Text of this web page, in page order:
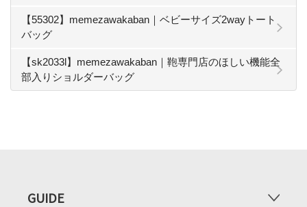
【55302】memezawakaban｜ベビーサイズ2wayトート
バッグ
【sk2033l】memezawakaban｜鞄専門店のほしい機能全
部入りショルダーバッグ
GUIDE